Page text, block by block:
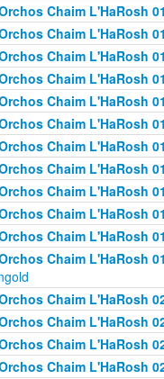
Chaim L'HaRosh
Chaim L'HaRosh
Chaim L'HaRosh
Chaim L'HaRosh
Chaim L'HaRosh
Chaim L'HaRosh
Chaim L'HaRosh
Chaim L'HaRosh
Chaim L'HaRosh
Chaim L'HaRosh
Chaim L'HaRosh
Chaim L'HaRosh
Chaim L'HaRosh
Chaim L'HaRosh
Chaim L'HaRosh
Chaim L'HaRosh